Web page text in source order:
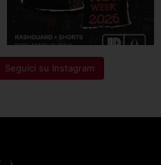
Seguici su Instagram